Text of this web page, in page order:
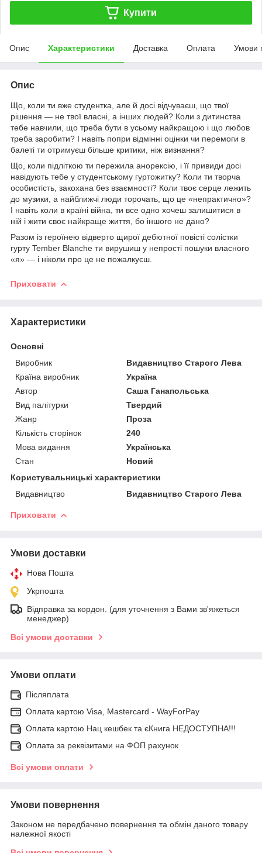
Купити
Опис Характеристики Доставка Оплата Умови
Опис
Що, коли ти вже студентка, але й досі відчуваєш, що твої
рішення — не твої власні, а інших людей? Коли з дитинства
тебе навчили, що треба бути в усьому найкращою і що любов
треба заробити? І навіть попри відмінні оцінки чи перемоги в
балеті ти отримуєш більше критики, ніж визнання?
Що, коли підліткою ти пережила анорексію, і її привиди досі
навідують тебе у студентському гуртожитку? Коли ти творча
особис­тість, закохана без взаємності? Коли твоє серце лежить
до музики, а найближчі люди торочать, що це «непрактично»?
І навіть коли в країні війна, ти все одно хочеш залишитися в
ній і жити своє найкраще життя, бо іншого не дано?
Разом із героїнею відверто щирої дебютної повісті солістки
гурту Tember Blanche ти вирушиш у непрості пошуки власного
«я» — і ніколи про це не пожалкуєш.
Приховати
Характеристики
Основні
Виробник
Видавництво Старого Лева
Країна виробник
Україна
Автор
Саша Ганапольська
Вид палітурки
Твердий
Жанр
Проза
Кількість сторінок
240
Мова видання
Українська
Стан
Новий
Користувальницькі характеристики
Видавництво
Видавництво Старого Лева
Приховати
Умови доставки
Нова Пошта
Укрпошта
Відправка за кордон. (для уточнення з Вами зв'яжеться
менеджер)
Всі умови доставки
Умови оплати
Післяплата
Оплата картою Visa, Mastercard - WayForPay
Оплата картою Нац кешбек та єКнига НЕДОСТУПНА!!!
Оплата за реквізитами на ФОП рахунок
Всі умови оплати
Умови повернення
Законом не передбачено повернення та обмін даного товару
належної якості